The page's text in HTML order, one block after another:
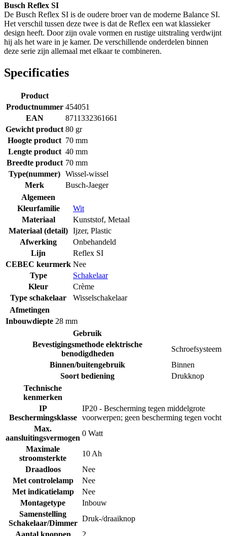
Busch Reflex SI
De Busch Reflex SI is de oudere broer van de moderne Balance SI.
Het verschil tussen deze twee is dat de Reflex een wat klassieker
design heeft. Door zijn ovale vormen en rustige uitstraling verdwijnt
hij als het ware in je kamer. De verschillende onderdelen binnen
deze serie zijn allemaal met elkaar te combineren.
Specificaties
Product
Productnummer 454051
EAN
8711332361661
Gewicht product 80 gr
Hoogte product 70 mm
Lengte product 40 mm
Breedte product 70 mm
Type(nummer) Wissel-wissel
Merk
Busch-Jaeger
Algemeen
Kleurfamilie
Wit
Materiaal
Kunststof, Metaal
Materiaal (detail) Ijzer, Plastic
Afwerking
Onbehandeld
Lijn
Reflex SI
CEBEC keurmerk Nee
Type
Schakelaar
Kleur
Crème
Type schakelaar
Wisselschakelaar
Afmetingen
Inbouwdiepte 28 mm
Gebruik
Bevestigingsmethode elektrische
benodigdheden
Schroefsysteem
Binnen/buitengebruik
Binnen
Soort bediening
Drukknop
Technische
kenmerken
IP
Beschermingsklasse
IP20 - Bescherming tegen middelgrote
voorwerpen; geen bescherming tegen vocht
Max.
aansluitingsvermogen
0 Watt
Maximale
stroomsterkte
10 Ah
Draadloos
Nee
Met controlelamp
Nee
Met indicatielamp
Nee
Montagetype
Inbouw
Samenstelling
Schakelaar/Dimmer
Druk-/draaiknop
Aantal knoppen
2